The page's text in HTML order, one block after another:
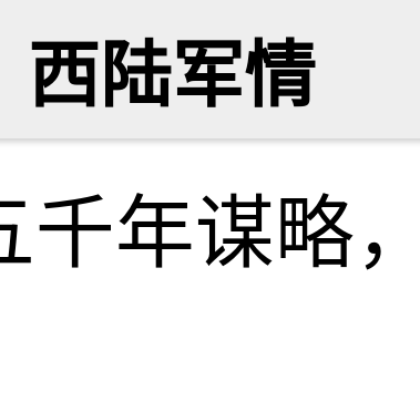
西陆军情
千年谋略